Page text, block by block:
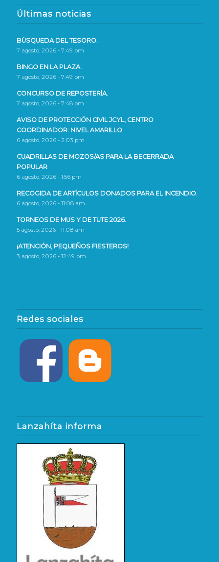
Últimas noticias
BÚSQUEDA DEL TESORO.
7 agosto, 2026 - 7:49 pm
BINGO EN LA PLAZA.
7 agosto, 2026 - 7:49 pm
CONCURSO DE REPOSTERÍA.
7 agosto, 2026 - 7:48 pm
AVISO DE PROTECCIÓN CIVIL JCYL, CENTRO
COORDINADOR: NIVEL AMARILLO
6 agosto, 2026 - 2:03 pm
CUADRILLAS DE MOZOS/AS PARA LA BECERRADA
POPULAR
6 agosto, 2026 - 1:56 pm
RECOGIDA DE ARTÍCULOS DONADOS PARA EL INCENDIO.
6 agosto, 2026 - 11:08 am
TORNEOS DE MUS Y DE TUTE 2026.
5 agosto, 2026 - 11:08 am
¡ATENCIÓN, PEQUEÑOS FIESTEROS!
3 agosto, 2026 - 12:49 pm
Redes sociales
Lanzahíta informa